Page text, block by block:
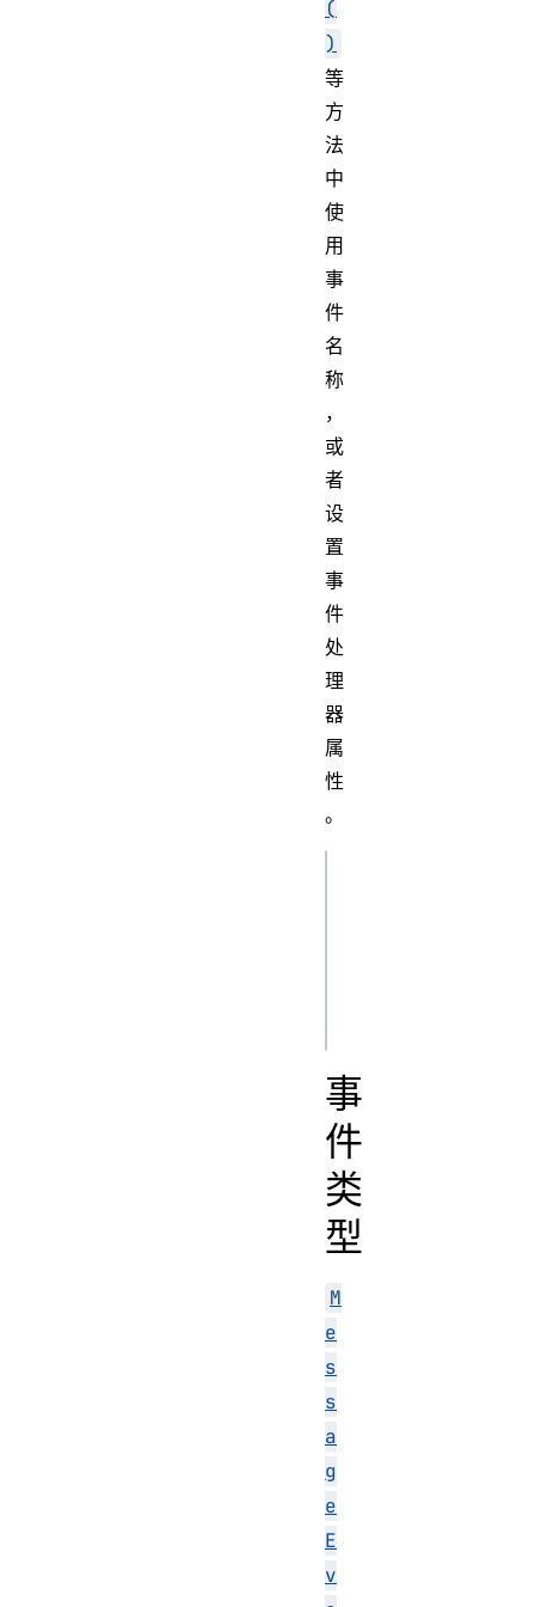
(
)
等
方
法
中
使
用
事
件
名
称
，
或
者
设
置
事
件
处
理
器
属
性
。
事
件
类
型
M
e
s
s
a
g
e
E
v